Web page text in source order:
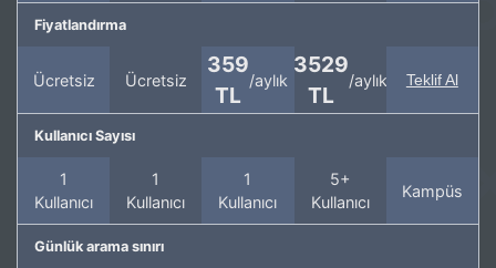
Fiyatlandırma
Ücretsiz Ücretsiz
359
TL
/aylık
3529
TL
/aylık Teklif Al
Kullanıcı Sayısı
1
Kullanıcı
1
Kullanıcı
1
Kullanıcı
5+
Kullanıcı
Kampüs
Günlük arama sınırı